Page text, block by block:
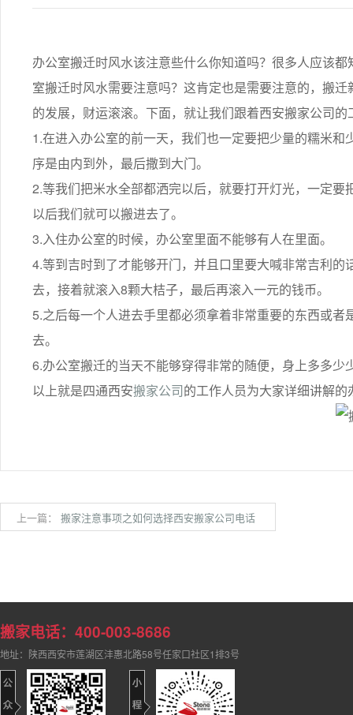
办公室搬迁时风水该注意些什么你知道吗？很多人应该
室搬迁时风水需要注意吗？这肯定也是需要注意的，搬
的发展，财运滚滚。下面，就让我们跟着西安搬家公司
1.在进入办公室的前一天，我们也一定要把少量的糯米
序是由内到外，最后撒到大门。
2.等我们把米水全部都洒完以后，就要打开灯光，一定
以后我们就可以搬进去了。
3.入住办公室的时候，办公室里面不能够有人在里面。
4.等到吉时到了才能够开门，并且口里要大喊非常吉利
去，接着就滚入8颗大桔子，最后再滚入一元的钱币。
5.之后每一个人进去手里都必须拿着非常重要的东西或
去。
6.办公室搬迁的当天不能够穿得非常的随便，身上多多少
以上就是四通西安搬家公司的工作人员为大家详细讲解
上一篇： 搬家注意事项之如何选择西安搬家公司电话
搬家电话：400-003-8686
地址：陕西西安市莲湖区沣惠北路58号任家口社区1排3号